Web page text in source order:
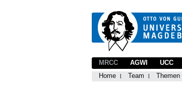
MRCC
Home
Team Themen
AGWI UCC